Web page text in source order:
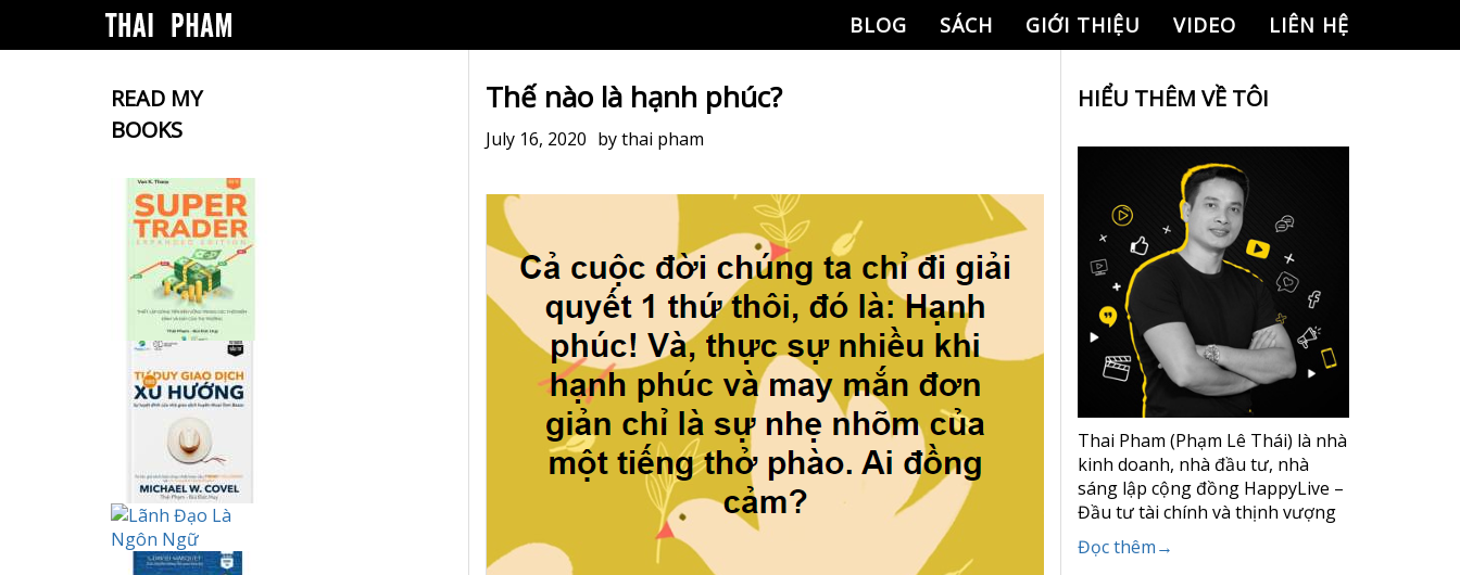
BLOG SÁCH GIỚI THIỆU VIDEO LIÊN HỆ
READ MY
BOOKS
Thế nào là hạnh phúc?
July 16, 2020 bythai pham
HIỂU THÊM VỀ TÔI
Thai Pham (Phạm Lê Thái) là nhà
kinh doanh, nhà đầu tư, nhà
sáng lập cộng đồng HappyLive –
Đầu tư tài chính và thịnh vượng
Đọc thêm→